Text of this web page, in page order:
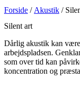
Forside / Akustik /
Silent art
Dårlig akustik kan
arbejdspladsen.
som over tid kan
koncentration og